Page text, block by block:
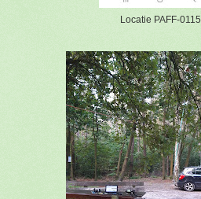
Locatie PAFF-0115